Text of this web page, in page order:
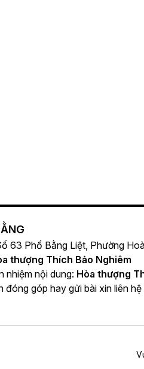
63 Phố Bằng Liệt, Phường
thượng Thích Bảo Nghiêm
nhiệm nội dung: Hòa thượng
đóng góp hay gửi bài xin liên hệ